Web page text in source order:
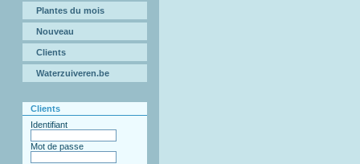
Plantes du mois
Nouveau
Clients
Waterzuiveren.be
Clients
Identifiant
Mot de passe